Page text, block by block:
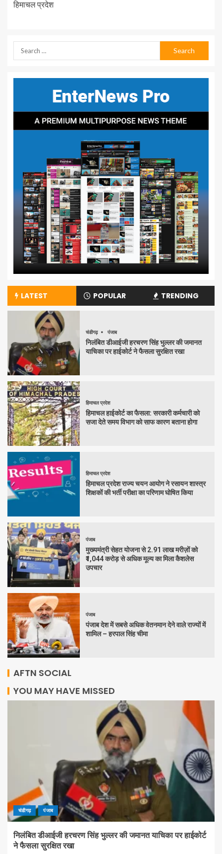
हिमाचल प्रदेश
LATEST POPULAR TRENDING
चंडीगढ़ पंजाब
निलंबित डीआईजी हरचरण सिंह भुल्लर की जमानत
याचिका पर हाईकोर्ट ने फैसला सुरक्षित रखा
हिमाचल प्रदेश
हिमाचल हाईकोर्ट का फैसला: सरकारी कर्मचारी को
सजा देते समय विभाग को साफ कारण बताना होगा
हिमाचल प्रदेश
हिमाचल प्रदेश राज्य चयन आयोग ने रसायन शास्त्र
शिक्षकों की भर्ती परीक्षा का परिणाम घोषित किया
पंजाब
मुख्यमंत्री सेहत योजना से 2.91 लाख मरीज़ों को
₹1,044 करोड़ से अधिक मूल्य का मिला कैशलेस
उपचार
पंजाब
पंजाब देश में सबसे अधिक वेतनमान देने वाले राज्यों में
शामिल – हरपाल सिंह चीमा
AFTN SOCIAL
YOU MAY HAVE MISSED
चंडीगढ़ पंजाब
निलंबित डीआईजी हरचरण सिंह भुल्लर की जमानत याचिका पर हाईकोर्ट
ने फैसला सुरक्षित रखा